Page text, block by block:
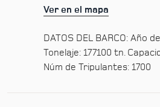
Ver en el mapa
DATOS DEL BARCO: Año
Tonelaje: 177100 tn.
Núm de Tripulantes: 1700